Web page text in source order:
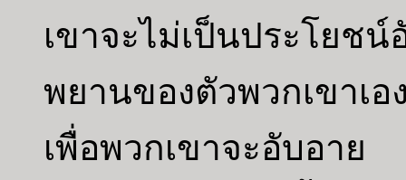
เขาจะไม่เป็นประโยช
พยานของตัวพวกเขาเ
เพื่อพวกเขาจะอับอาย